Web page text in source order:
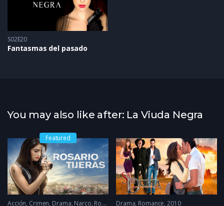
S02E20
Fantasmas del pasado
You may also like after: La Viuda Negra
Featured
Acción, Crimen, Drama, Narco, Romance 2023
Drama, Romance 2010